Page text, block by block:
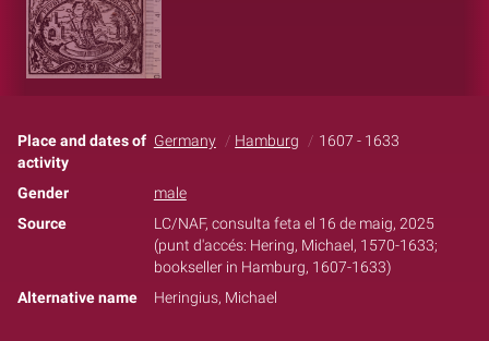
Place and dates of
activity
Germany Hamburg 1607 - 1633
Gender
male
Source
LC/NAF, consulta feta el 16 de maig, 2025
(punt d'accés: Hering, Michael, 1570-1633;
bookseller in Hamburg, 1607-1633)
Alternative name
Heringius, Michael